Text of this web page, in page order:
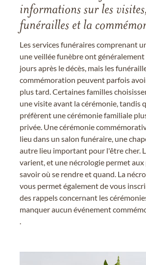
informations sur les
funérailles et la
Les services funéraires comprenant
une veillée funèbre ont
jours après le décès, mais les
commémoration peuvent parfois
plus tard. Certaines familles
une visite avant la cérémonie, tandis
préfèrent une cérémonie familiale
privée. Une cérémonie
lieu dans un salon funéraire, une
autre lieu important pour l'être cher.
varient, et une nécrologie permet aux
savoir où se rendre et quand. La
vous permet également de vous
des rappels concernant les
manquer aucun événement